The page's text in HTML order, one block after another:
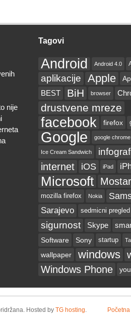
nije
Tagovi
Android Android 4.0
aplikacije Apple
BEST BiH browser
drustvene mreze
facebook firefox
Google google chrome
Ice Cream Sandwich
internet iOS iPad
Microsoft Mostar
mozilla firefox Nokia
Sarajevo sedmicni pregled
sigurnost Skype
Software Sony startup
wallpaper windows
Windows Phone
Hosted by TG hosting. Početna